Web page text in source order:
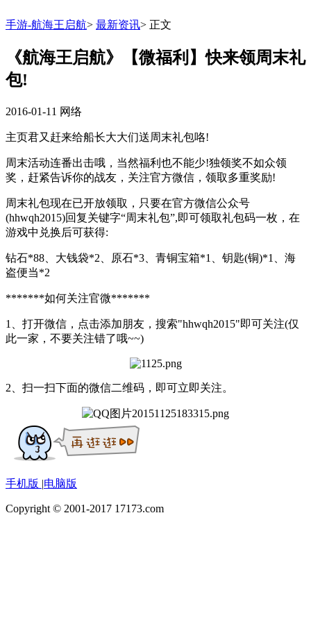
手游-航海王启航> 最新资讯> 正文
《航海王启航》【微福利】快来领周末礼
包!
2016-01-11 网络
主页君又赶来给船长大大们送周末礼包咯!
周末活动连番出击哦，当然福利也不能少!独领奖不如众领
奖，赶紧告诉你的战友，关注官方微信，领取多重奖励!
周末礼包现在已开放领取，只要在官方微信公众号
(hhwqh2015)回复关键字“周末礼包”,即可领取礼包码一枚，在
游戏中兑换后可获得:
钻石*88、大钱袋*2、原石*3、青铜宝箱*1、钥匙(铜)*1、海
盗便当*2
*******如何关注官微*******
1、打开微信，点击添加朋友，搜索"hhwqh2015"即可关注(仅
此一家，不要关注错了哦~~)
2、扫一扫下面的微信二维码，即可立即关注。
手机版 |电脑版
Copyright © 2001-2017 17173.com